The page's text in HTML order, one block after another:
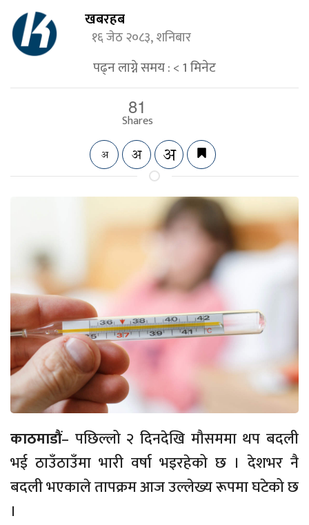
खबरहब
१६ जेठ २०८३, शनिबार
पढ्न लाग्ने समय :< 1मिनेट
81
Shares
काठमाडौं– पछिल्लो २ दिनदेखि मौसममा थप बदली
भई ठाउँठाउँमा भारी वर्षा भइरहेको छ । देशभर नै
बदली भएकाले तापक्रम आज उल्लेख्य रूपमा घटेको छ
।